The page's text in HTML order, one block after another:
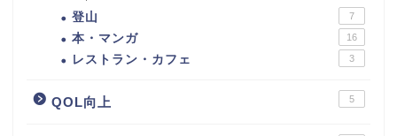
登山 7
本・マンガ 16
レストラン・カフェ 3
QOL向上 5